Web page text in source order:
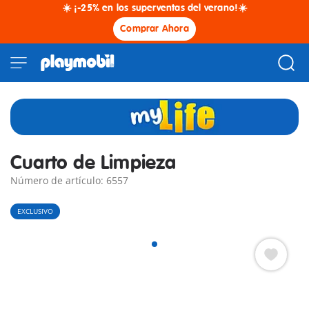
☀️ ¡-25% en los superventas del verano!☀️
Comprar Ahora
Cuarto de Limpieza
Número de artículo: 6557
EXCLUSIVO